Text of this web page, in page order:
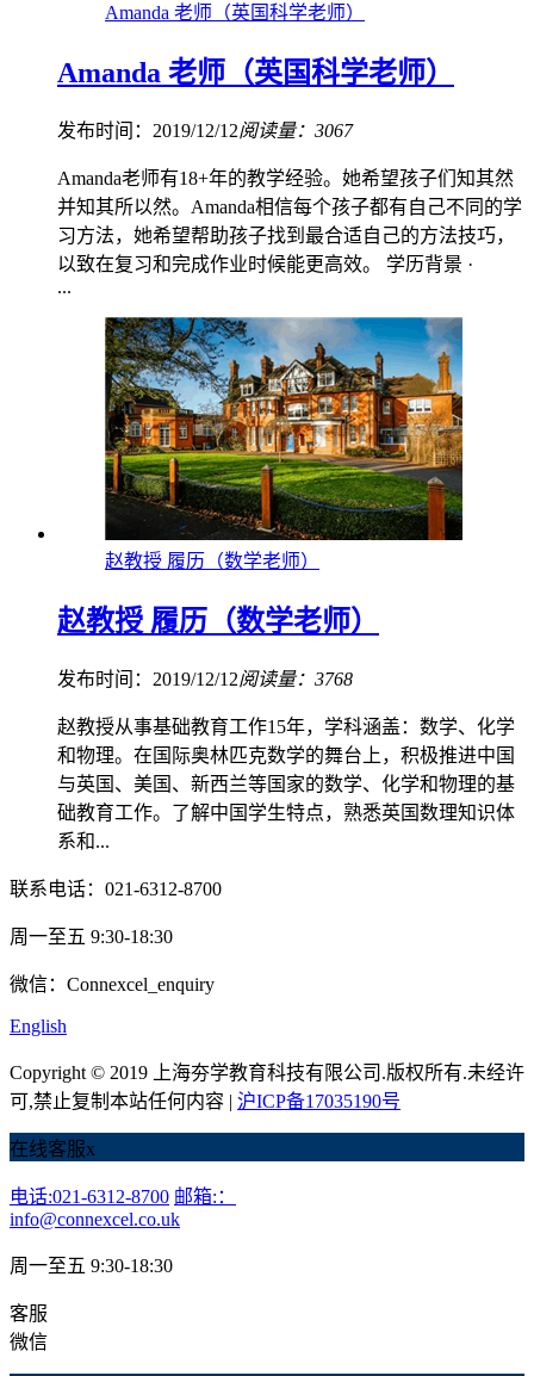
Amanda 老师（英国科学老师）
Amanda 老师（英国科学老师）
发布时间：2019/12/12阅读量：3067
Amanda老师有18+年的教学经验。她希望孩子们知其然
并知其所以然。Amanda相信每个孩子都有自己不同的学
习方法，她希望帮助孩子找到最合适自己的方法技巧，
以致在复习和完成作业时候能更高效。 学历背景 ·
...
赵教授 履历（数学老师）
赵教授 履历（数学老师）
发布时间：2019/12/12阅读量：3768
赵教授从事基础教育工作15年，学科涵盖：数学、化学
和物理。在国际奥林匹克数学的舞台上，积极推进中国
与英国、美国、新西兰等国家的数学、化学和物理的基
础教育工作。了解中国学生特点，熟悉英国数理知识体
系和...
联系电话：021-6312-8700
周一至五 9:30-18:30
微信：Connexcel_enquiry
English
Copyright © 2019 上海夯学教育科技有限公司.版权所有.未经许
可,禁止复制本站任何内容 | 沪ICP备17035190号
在线客服x
电话:021-6312-8700 邮箱:：
info@connexcel.co.uk
周一至五 9:30-18:30
客服
微信